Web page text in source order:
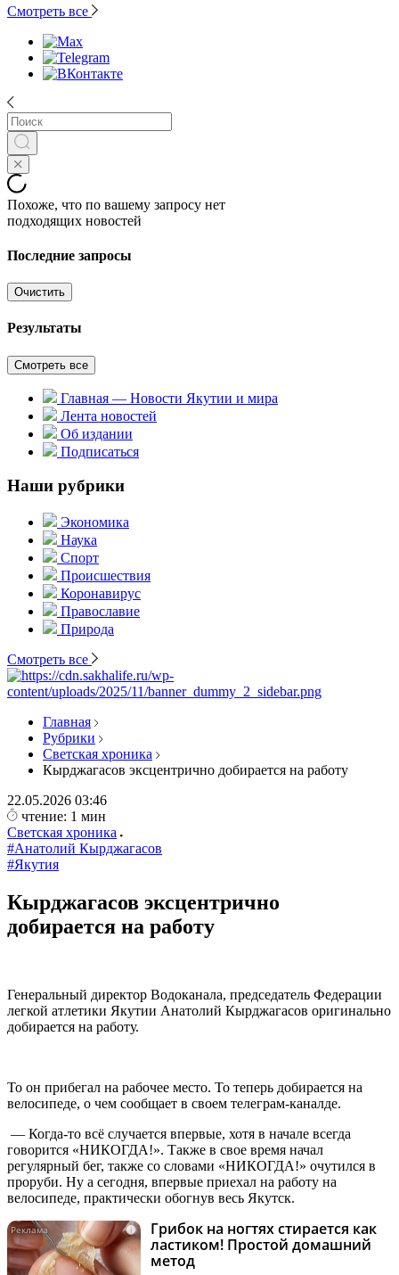
Смотреть все
Похоже, что по вашему запросу нет
подходящих новостей
Последние запросы
Очистить
Результаты
Смотреть все
Главная — Новости Якутии и мира
Лента новостей
Об издании
Подписаться
Наши рубрики
Экономика
Наука
Спорт
Происшествия
Коронавирус
Православие
Природа
Смотреть все
Главная
Рубрики
Светская хроника
Кырджагасов эксцентрично добирается на работу
22.05.2026 03:46
чтение: 1 мин
Светская хроника
#Анатолий Кырджагасов
#Якутия
Кырджагасов эксцентрично
добирается на работу
Генеральный директор Водоканала, председатель Федерации
легкой атлетики Якутии Анатолий Кырджагасов оригинально
добирается на работу.
То он прибегал на рабочее место. То теперь добирается на
велосипеде, о чем сообщает в своем телеграм-каналде.
— Когда-то всё случается впервые, хотя в начале всегда
говорится «НИКОГДА!». Также в свое время начал
регулярный бег, также со словами «НИКОГДА!» очутился в
проруби. Ну а сегодня, впервые приехал на работу на
велосипеде, практически обогнув весь Якутск.
i
Грибок на ногтях стирается как
ластиком! Простой домашний
метод